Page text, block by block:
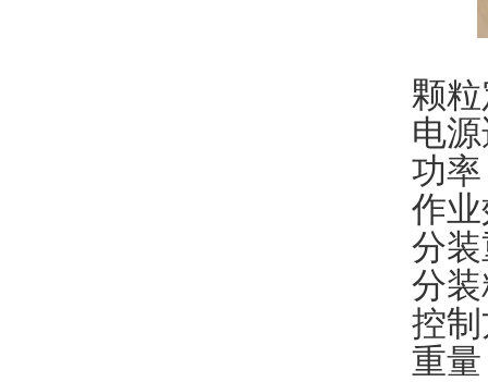
颗
电
功
作
分
分
控
重